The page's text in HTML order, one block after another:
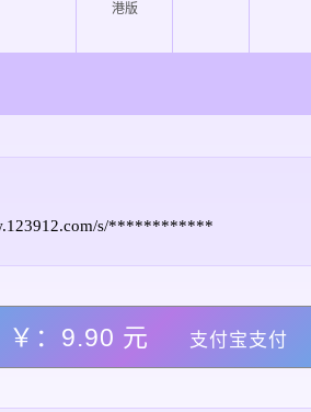
港版
s/************
￥：9.90 元 支付宝支付